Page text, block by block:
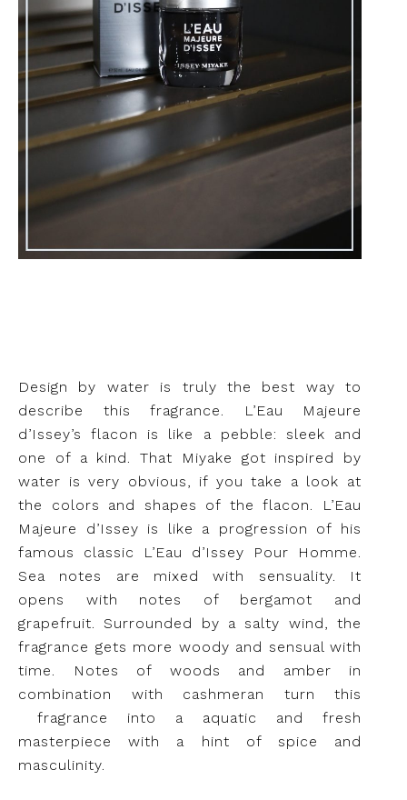
Design by water is truly the best way to
describe this fragrance. L’Eau Majeure
d’Issey’s flacon is like a pebble: sleek and
one of a kind. That Miyake got inspired by
water is very obvious, if you take a look at
the colors and shapes of the flacon. L’Eau
Majeure d’Issey is like a progression of his
famous classic L’Eau d’Issey Pour Homme.
Sea notes are mixed with sensuality. It
opens with notes of bergamot and
grapefruit. Surrounded by a salty wind, the
fragrance gets more woody and sensual with
time. Notes of woods and amber in
combination with cashmeran turn this
fragrance into a aquatic and fresh
masterpiece with a hint of spice and
masculinity.